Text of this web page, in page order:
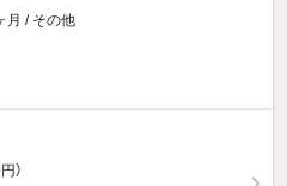
月 / その他
）